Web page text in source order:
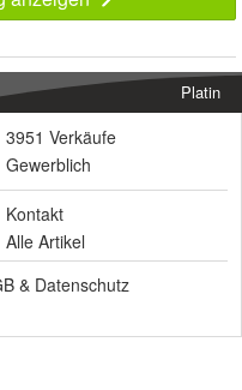
Platin
3951 Verkäufe
Gewerblich
Kontakt
Alle Artikel
& Datenschutz